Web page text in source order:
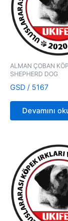
ALMAN ÇOBAN
SHEPHERD DOG
GSD / 5167
Devamını